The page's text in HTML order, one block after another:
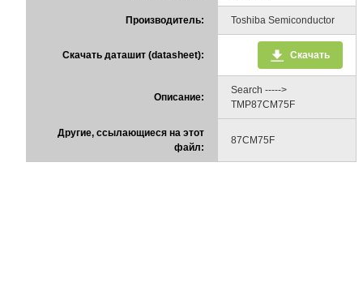
Производитель: Toshiba Semiconductor
Скачать даташит (datasheet): Скачать
Описание:
Search ----->
TMP87CM75F
Другие, ссылающиеся на этот
файл:
87CM75F